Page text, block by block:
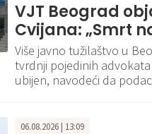
VJT Beograd
Cvijana: „Smrt
Više javno tužilaštvo u
tvrdnji pojedinih
ubijen, navodeći da
06.08.2026 | 13:09